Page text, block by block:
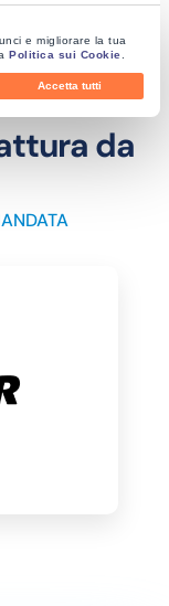
e migliorare la tua
Politica sui Cookie
Accetta tutti
da